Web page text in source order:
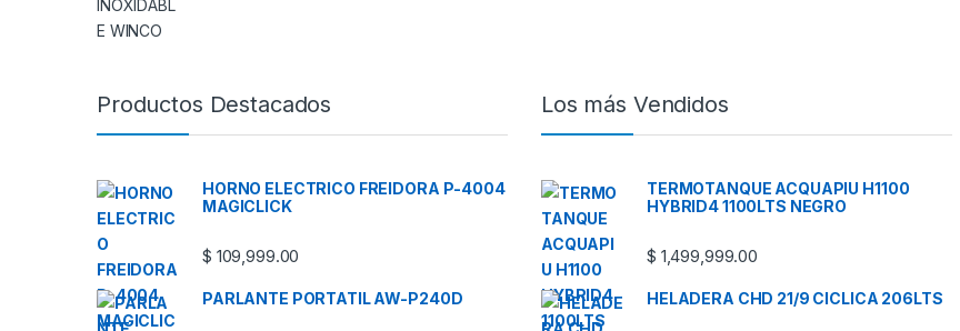
Productos Destacados
HORNO ELECTRICO FREIDORA P-4004
MAGICLICK
$ 109,999.00
PARLANTE PORTATIL AW-P240D
Los más Vendidos
TERMOTANQUE ACQUAPIU H1100
HYBRID4 1100LTS NEGRO
$ 1,499,999.00
HELADERA CHD 21/9 CICLICA 206LTS